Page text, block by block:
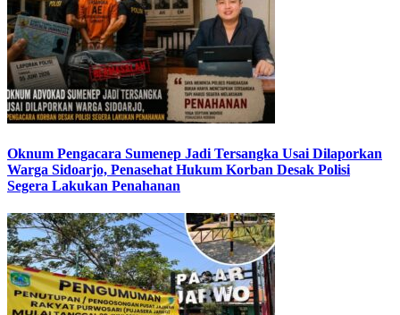
Oknum Pengacara Sumenep Jadi Tersangka Usai Dilaporkan
Warga Sidoarjo, Penasehat Hukum Korban Desak Polisi
Segera Lakukan Penahanan